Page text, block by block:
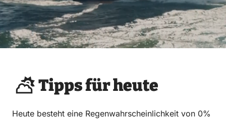
Tipps für heute
Heute besteht eine Regenwahrscheinlichkeit von 0%